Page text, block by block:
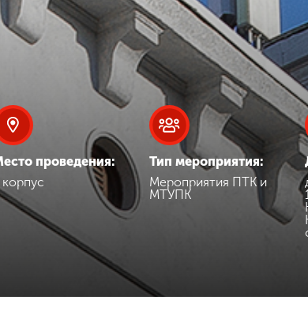
проведения:
корпус
Тип мероприятия:
Мероприятия ПТК и
МТУПК